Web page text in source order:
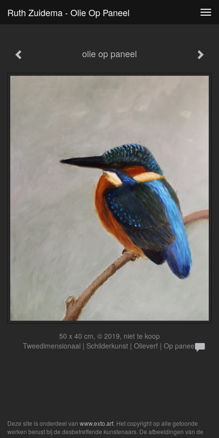
Ruth Zuidema - Olie Op Paneel
olie op paneel
50 x 40 cm, © 2019, niet te koop
Tweedimensionaal | Schilderkunst | Olieverf | Op paneel
Deze site is onderdeel van www.exto.art . Het copyright op alle getoonde
werken berust bij de desbetreffende kunstenaars. De afbeeldingen van de